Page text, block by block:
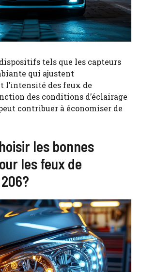
tels que les capteurs
qui ajustent
l’intensité des feux de
des conditions d’éclairage
contribuer à économiser de
les bonnes
les feux de